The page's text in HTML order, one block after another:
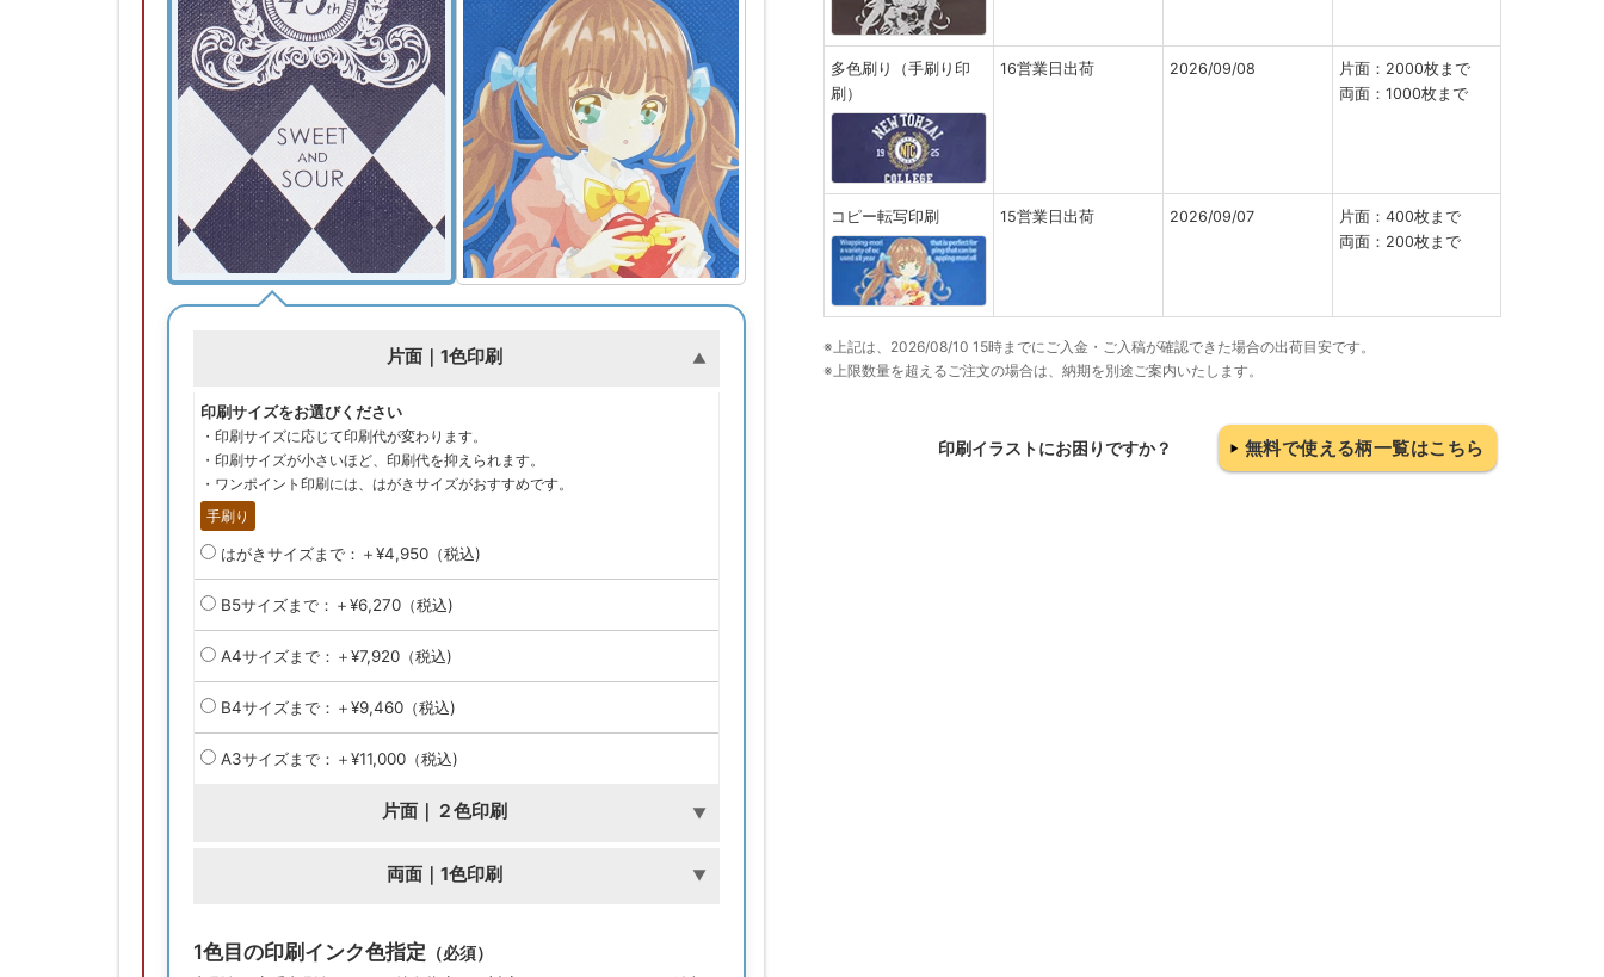
片面｜1色印刷
印刷サイズをお選びください
・印刷サイズに応じて印刷代が変わります。
・印刷サイズが小さいほど、印刷代を抑えられます。
・ワンポイント印刷には、はがきサイズがおすすめです。
手刷り
はがきサイズまで：＋¥4,950（税込)
B5サイズまで：＋¥6,270（税込)
A4サイズまで：＋¥7,920（税込)
B4サイズまで：＋¥9,460（税込)
A3サイズまで：＋¥11,000（税込)
片面｜２色印刷
両面｜1色印刷
1色目の印刷インク色指定 （必須）
多色刷り（手刷り印
刷）
16営業日出荷 2026/09/08
片面：2000枚まで
両面：1000枚まで
コピー転写印刷 15営業日出荷 2026/09/07
片面：400枚まで
両面：200枚まで
※上記は、2026/08/10 15時までにご入金・ご入稿が確認できた場合の出荷目安です。
※上限数量を超えるご注文の場合は、納期を別途ご案内いたします。
印刷イラストにお困りですか？ 無料で使える柄一覧はこちら